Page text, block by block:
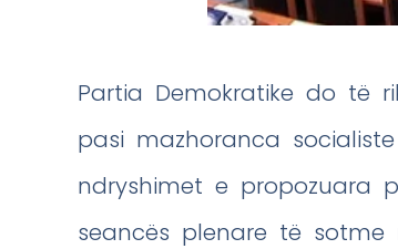
Partia Demokratike do të
pasi mazhoranca
ndryshimet e propozuara
seancës plenare të sotme